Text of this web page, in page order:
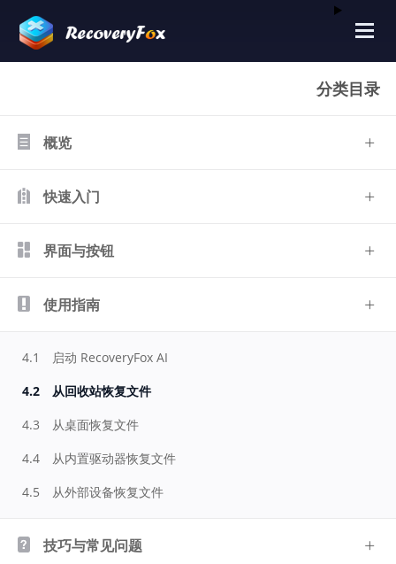
分类目录
概览
快速入门
界面与按钮
使用指南
4.1
启动 RecoveryFox AI
4.2
从回收站恢复文件
4.3
从桌面恢复文件
4.4
从内置驱动器恢复文件
4.5
从外部设备恢复文件
技巧与常见问题